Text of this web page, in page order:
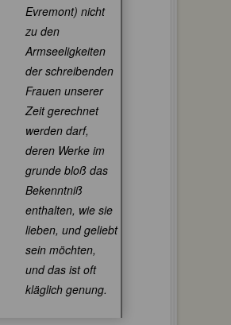
Evremont) nicht
zu den
Armseeligkeiten
der schreibenden
Frauen unserer
Zeit gerechnet
werden darf,
deren Werke im
grunde bloß das
Bekenntniß
enthalten, wie sie
lieben, und geliebt
sein möchten,
und das ist oft
kläglich genung.